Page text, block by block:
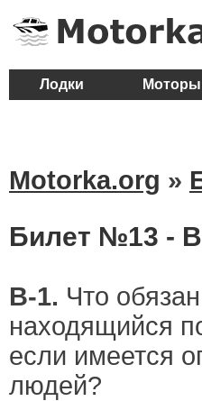
Лодки Моторы
Motorka.org »
Билет №13 -
В-1. Что
находящийся
если имеется
людей?